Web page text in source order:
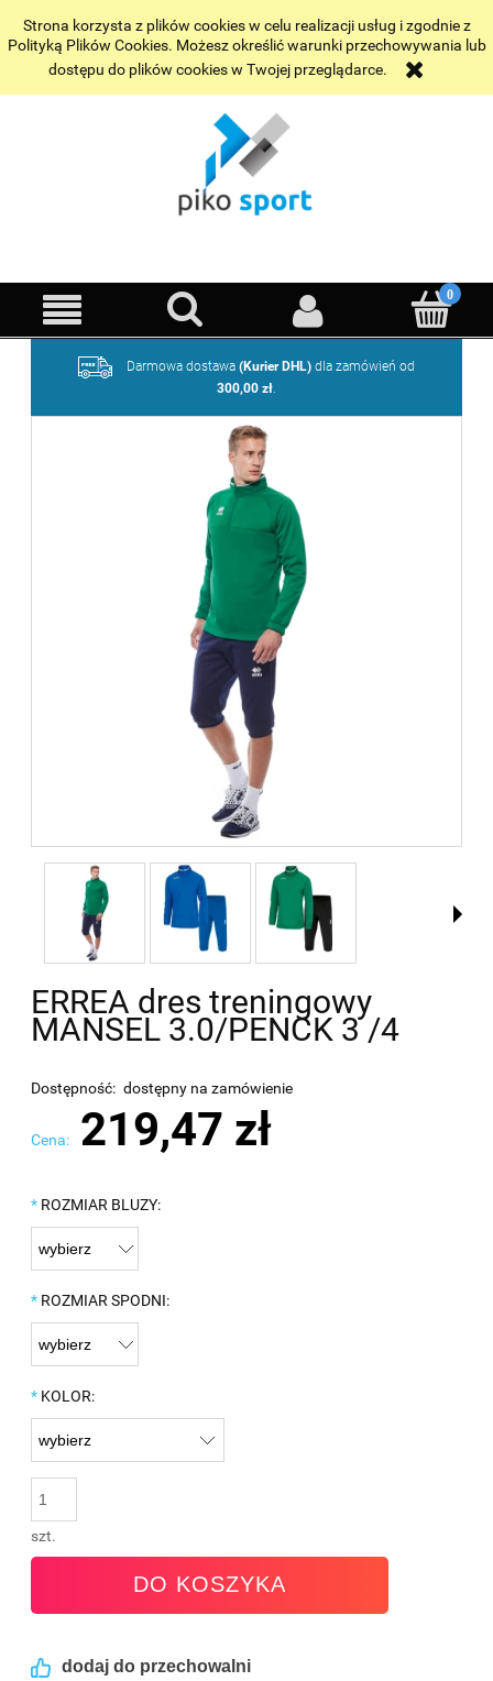
Strona korzysta z plików cookies w celu realizacji usług i zgodnie z
Polityką Plików Cookies. Możesz określić warunki przechowywania lub
dostępu do plików cookies w Twojej przeglądarce.
Wybrane realizacje Kontakt
Darmowa dostawa(Kurier DHL) dla zamówień od
300,00 zł
ERREA dres treningowy
MANSEL 3.0/PENCK 3 /4
Dostępność: dostępny na zamówienie
Cena: 219,47 zł
* ROZMIAR BLUZY:
* ROZMIAR SPODNI:
* KOLOR:
szt.
DO KOSZYKA
dodaj do przechowalni